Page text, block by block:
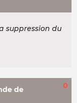
suppression du
de
0